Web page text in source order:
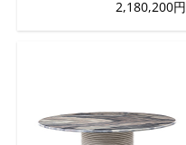
2,180,200円